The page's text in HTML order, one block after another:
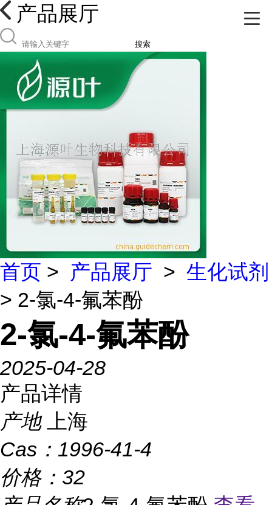
产品展厅
搜索
首页 > 产品展厅 > 生化试剂
> 2-氯-4-氟苯酚
2-氯-4-氟苯酚
2025-04-28
产品详情
产地
上海
Cas： 1996-41-4
价格： 32